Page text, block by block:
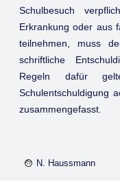
Schulbesuch
Erkrankung oder aus
teilnehmen, muss
schriftliche
Regeln dafür
Schulentschuldigung
zusammengefasst.
N. Haussmann